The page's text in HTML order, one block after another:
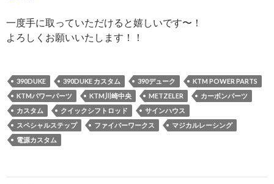
一度手に取っていただけると嬉しいです〜！
よろしくお願いいたします！！
390DUKE 390DUKE カスタム 390デューク
KTM POWER PARTS
KTMパワーパーツ
KTM川崎中央 METZELER
カーボンパーツ
カスタム
クイックシフトロッド
サインハウス
スペシャルステップ
ファイバーワークス
マジカルレーシング
電源カスタム